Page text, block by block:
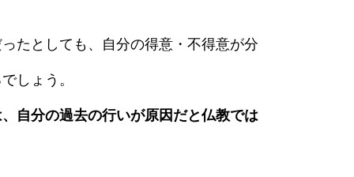
たとしても、自分の得意・不得意が分
しょう。
自分の過去の行いが原因だと仏教では